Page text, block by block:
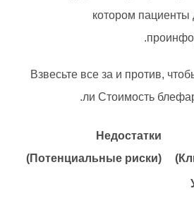
котором
Взвесьте все за и против,
ли Стоимость
Недостатки
(Потенциальные риски)